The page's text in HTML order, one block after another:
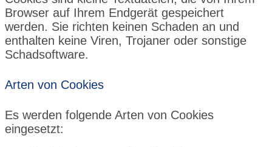
Browser auf Ihrem Endgerät gespeichert
werden. Sie richten keinen Schaden an und
enthalten keine Viren, Trojaner oder sonstige
Schadsoftware.
Arten von Cookies
Es werden folgende Arten von Cookies
eingesetzt: